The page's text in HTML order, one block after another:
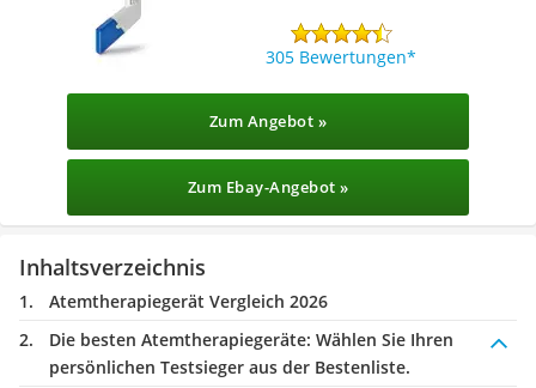
305 Bewertungen
Zum Angebot »
Zum Ebay-Angebot »
Inhaltsverzeichnis
Atemtherapiegerät Vergleich 2026
Die besten Atemtherapiegeräte: Wählen Sie Ihren
persönlichen Testsieger aus der Bestenliste.